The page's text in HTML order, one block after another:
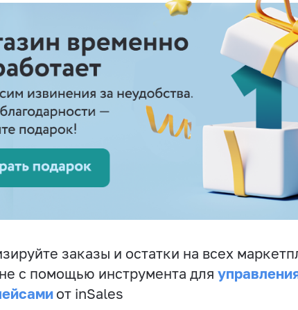
заказы и остатки на всех
с помощью инструмента для
от inSales